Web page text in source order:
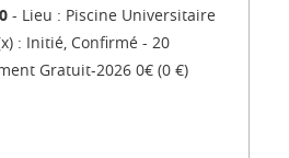
Lieu : Piscine Universitaire
: Initié, Confirmé
20
Gratuit-2026 0€ (0 €)